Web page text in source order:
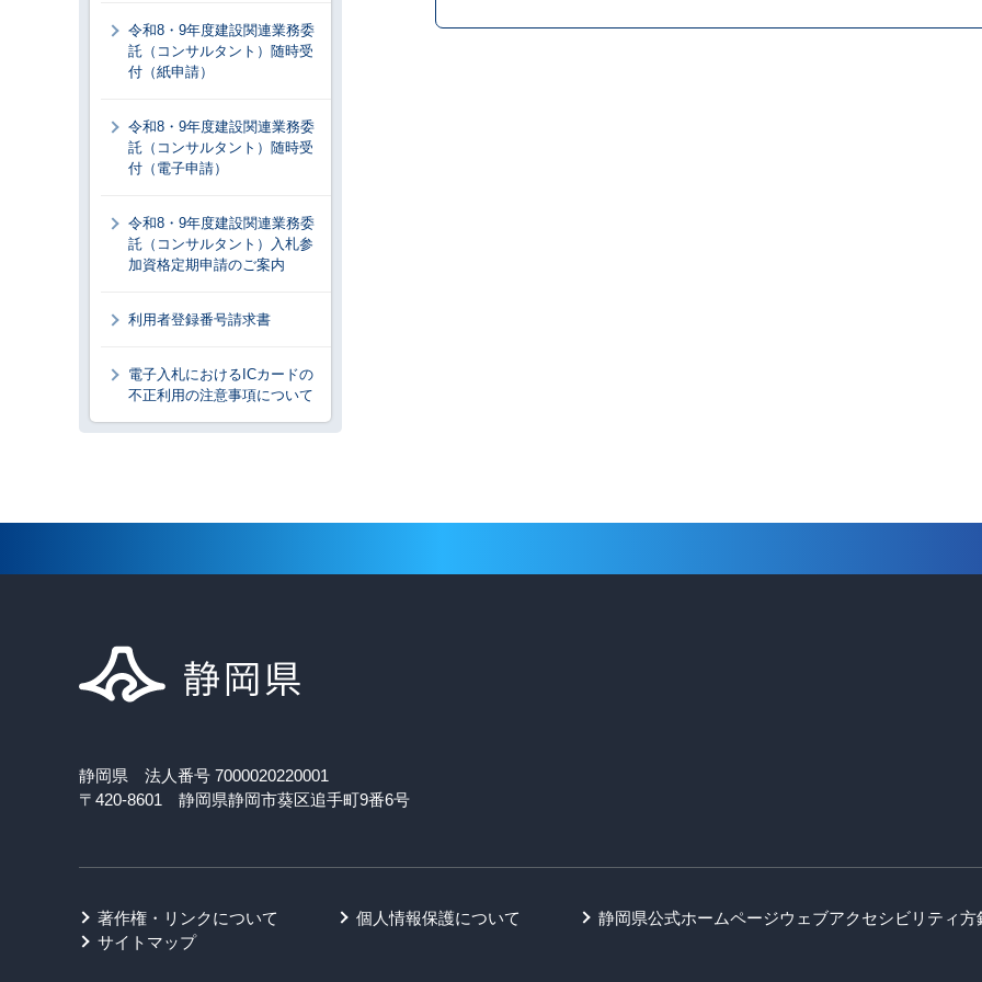
令和8・9年度建設関連業務委
託（コンサルタント）随時受
付（紙申請）
令和8・9年度建設関連業務委
託（コンサルタント）随時受
付（電子申請）
令和8・9年度建設関連業務委
託（コンサルタント）入札参
加資格定期申請のご案内
利用者登録番号請求書
電子入札におけるICカードの
不正利用の注意事項について
静岡県 法人番号 7000020220001
〒420-8601 静岡県静岡市葵区追手町9番6号
著作権・リンクについて 個人情報保護について 静岡県公式ホームページウェブアクセシビリティ方
サイトマップ